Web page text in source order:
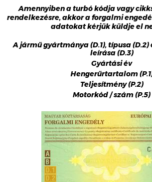
Amennyiben a turbó kódja vagy
rendelkezésre, akkor a forgalmi
adatokat kérjük küldje el
A jármű gyártmánya (D.1), típusa
leírása (D.3)
Gyártási év
Hengerűrtartalom
Teljesítmény (P.2)
Motorkód / szám (P.5)